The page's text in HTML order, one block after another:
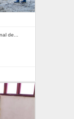
de...
18-06-2025